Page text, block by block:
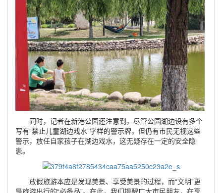
同时，记者在新港公园还注意到，尽管公园湖边设有多个
写有“禁止儿童湖边戏水”字样的警示牌，但仍有市民无视这些
警示，放任自家孩子在湖边戏水，这无疑存在一定的安全隐
患。
放假旅游本应是发现美景、享受美景的过程，而“文明”更